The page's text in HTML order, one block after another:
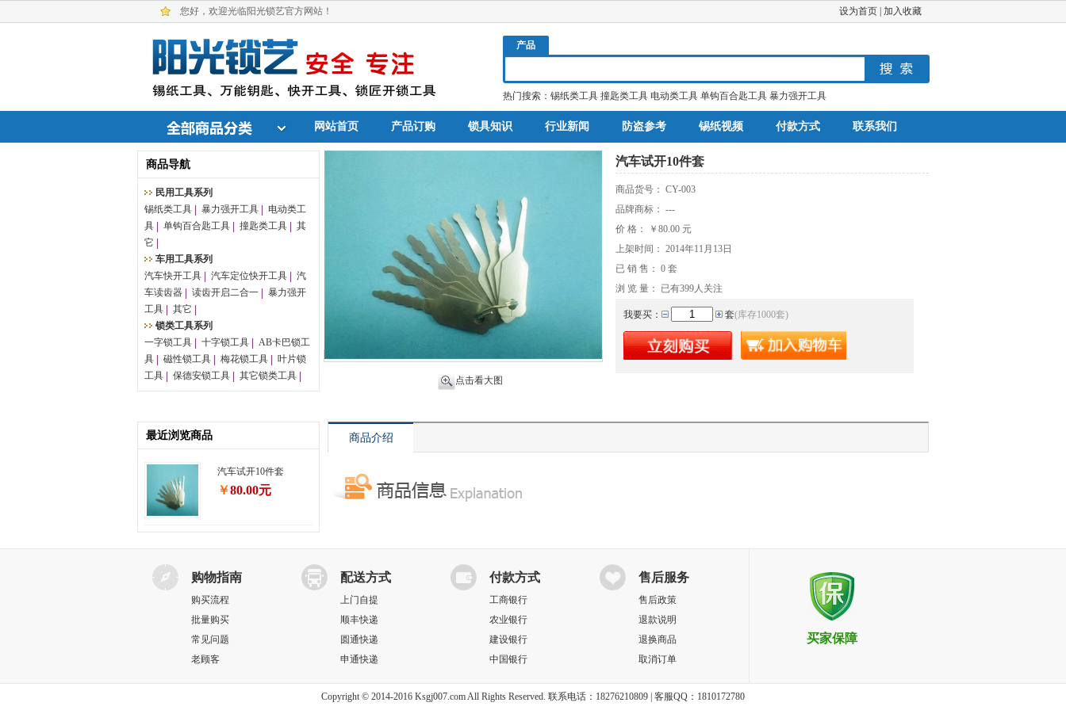
您好，欢迎光临阳光锁艺官方网站！ 设为首页 加入收藏
产品
热门搜索： 锡纸类工具 撞匙类工具 电动类工具 单钩百合匙工具 暴力强开工具
网站首页 产品订购 锁具知识 行业新闻 防盗参考 锡纸视频 付款方式 联系我们
商品导航
民用工具系列
锡纸类工具
暴力强开工具
电动类工
具
单钩百合匙工具 撞匙类工具
其
它
车用工具系列
汽车快开工具
汽车定位快开工具
汽
车读齿器
读齿开启二合一
暴力强开
工具
其它
锁类工具系列
一字锁工具
十字锁工具
AB卡巴锁工
具
磁性锁工具 梅花锁工具
叶片锁
工具
保德安锁工具 其它锁类工具 点击看大图
汽车试开10件套
商品货号： CY-003
品牌商标： ---
价 格：
￥80.00 元
上架时间： 2014年11月13日
已 销 售： 0 套
浏 览 量： 已有399人关注
我要买： 套(库存1000套)
最近浏览商品
汽车试开10件套
￥80.00元
商品介绍
购物指南
购买流程
批量购买
常见问题
老顾客
配送方式
上门自提
顺丰快递
圆通快递
申通快递
付款方式
工商银行
农业银行
建设银行
中国银行
售后服务
售后政策
退款说明
退换商品
取消订单
买家保障
Copyright © 2014-2016 Ksgj007.com All Rights Reserved. 联系电话：18276210809 | 客服QQ：1810172780